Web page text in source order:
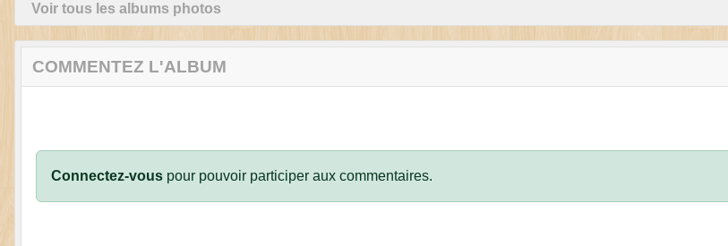
Voir tous les albums photos
COMMENTEZ L'ALBUM
Connectez-vous pour pouvoir participer aux commentaires.